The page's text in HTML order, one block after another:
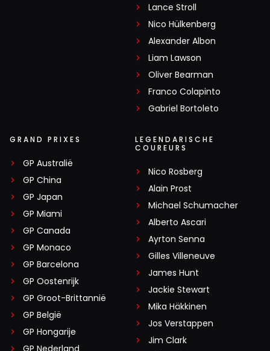
Lance Stroll
Nico Hülkenberg
Alexander Albon
Liam Lawson
Oliver Bearman
Franco Colapinto
Gabriel Bortoleto
GRAND PRIXES
GP Australië
GP China
GP Japan
GP Miami
GP Canada
GP Monaco
GP Barcelona
GP Oostenrijk
GP Groot-Brittannië
GP België
GP Hongarije
GP Nederland
LEGENDARISCHE
COUREURS
Nico Rosberg
Alain Prost
Michael Schumacher
Alberto Ascari
Ayrton Senna
Gilles Villeneuve
James Hunt
Jackie Stewart
Mika Häkkinen
Jos Verstappen
Jim Clark